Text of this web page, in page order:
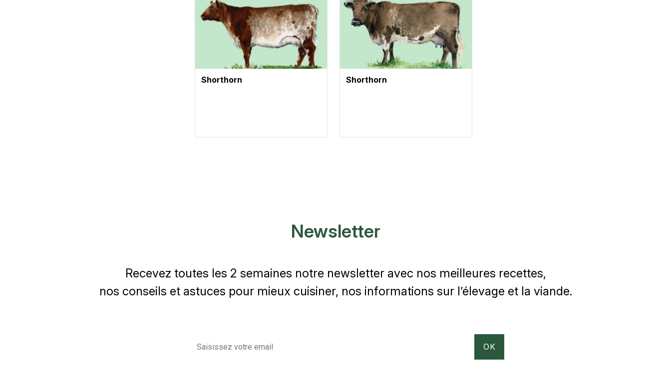
Shorthorn Shorthorn
Newsletter
Recevez toutes les 2 semaines notre newsletter avec nos meilleures recettes,
nos conseils et astuces pour mieux cuisiner, nos informations sur l’élevage et la viande.